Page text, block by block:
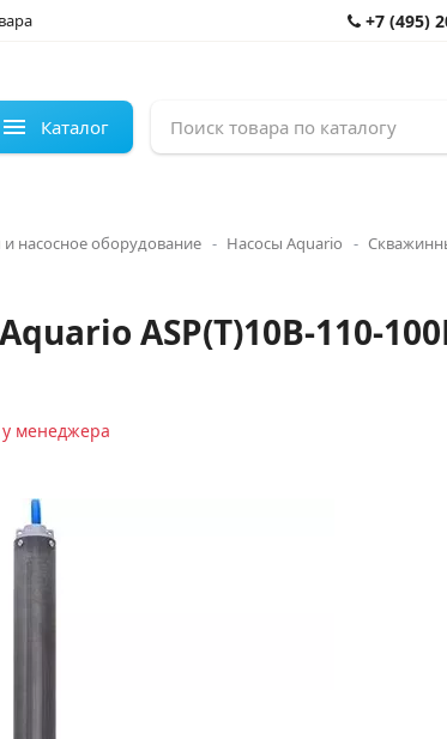
+7 (495)
Каталог
насосное оборудование Насосы Aquario
ASP(T)10B-110-
менеджера